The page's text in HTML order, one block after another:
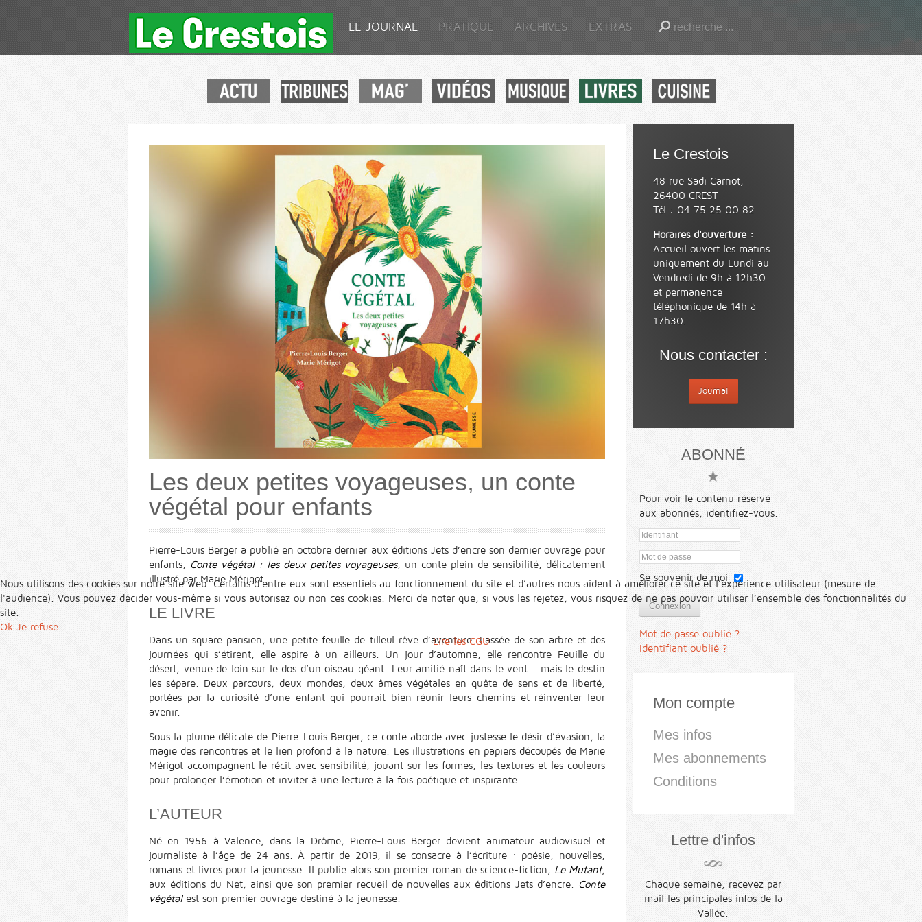
LE JOURNAL PRATIQUE ARCHIVES EXTRAS
Les deux petites voyageuses, un conte
végétal pour enfants
Pierre-Louis Berger a publié en octobre dernier aux éditions Jets d’encre son dernier ouvrage pour
enfants,
Conte végétal : les deux petites voyageuses, un conte plein de sensibilité, délicatement
illustré par Marie Mérigot.
LE LIVRE
Dans un square parisien, une petite feuille de tilleul rêve d’aventure. Lassée de son arbre et des
journées qui s’étirent, elle aspire à un ailleurs. Un jour d’automne, elle rencontre Feuille du
désert, venue de loin sur le dos d’un oiseau géant. Leur amitié naît dans le vent... mais le destin
les sépare. Deux parcours, deux mondes, deux âmes végétales en quête de sens et de liberté,
portées par la curiosité d’une enfant qui pourrait bien réunir leurs chemins et réinventer leur
avenir.
Sous la plume délicate de Pierre-Louis Berger, ce conte aborde avec justesse le désir d’évasion, la
magie des rencontres et le lien profond à la nature. Les illustrations en papiers découpés de Marie
Mérigot accompagnent le récit avec sensibilité, jouant sur les formes, les textures et les couleurs
pour prolonger l’émotion et inviter à une lecture à la fois poétique et inspirante.
L’AUTEUR
Né en 1956 à Valence, dans la Drôme, Pierre-Louis Berger devient animateur audiovisuel et
journaliste à l’âge de 24 ans. À partir de 2019, il se consacre à l’écriture : poésie, nouvelles,
romans et livres pour la jeunesse. Il publie alors son premier roman de science-fiction, Le Mutant,
aux éditions du Net, ainsi que son premier recueil de nouvelles aux éditions Jets d’encre.
Conte
végétalest son premier ouvrage destiné à la jeunesse.
Le Crestois
48 rue Sadi Carnot,
26400 CREST
Tél : 04 75 25 00 82
Horaires d'ouverture :
Accueil ouvert les matins
uniquement du Lundi au
Vendredi de 9h à 12h30
et permanence
téléphonique de 14h à
17h30.
Nous contacter :
Journal
ABONNÉ
Pour voir le contenu réservé
aux abonnés, identifiez-vous.
Se souvenir de moi
Connexion
Mot de passe oublié ?
Identifiant oublié ?
Mon compte
Mes infos
Mes abonnements
Conditions
Lettre d'infos
Chaque semaine, recevez par
mail les principales infos de la
Vallée.
Nous utilisons des cookies sur notre site web. Certains d’entre eux sont essentiels au fonctionnement du site et d’autres nous aident à améliorer ce site et l’expérience utilisateur (mesure de
l'audience). Vous pouvez décider vous-même si vous autorisez ou non ces cookies. Merci de noter que, si vous les rejetez, vous risquez de ne pas pouvoir utiliser l’ensemble des fonctionnalités du
site.
Ok Je refuse
Lire les CGU